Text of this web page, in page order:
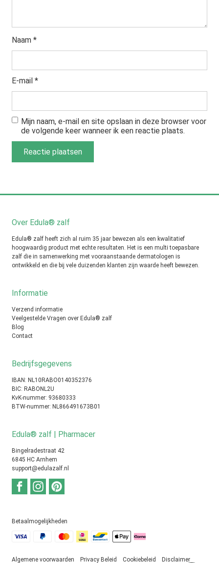
Naam *
E-mail *
Mijn naam, e-mail en site opslaan in deze browser voor
de volgende keer wanneer ik een reactie plaats.
Over Edula® zalf
Edula® zalf heeft zich al ruim 35 jaar bewezen als een kwalitatief
hoogwaardig product met echte resultaten. Het is een multi toepasbare
zalf die in samenwerking met vooraanstaande dermatologen is
ontwikkeld en die bij vele duizenden klanten zijn waarde heeft bewezen.
Informatie
Verzend informatie
Veelgestelde Vragen over Edula® zalf
Blog
Contact
Bedrijfsgegevens
IBAN: NL10RABO0140352376
BIC: RABONL2U
KvK-nummer: 93680333
BTW-nummer: NL866491673B01
Edula® zalf | Pharmacer
Bingelradestraat 42
6845 HC Arnhem
support@edulazalf.nl
Betaalmogelijkheden
Algemene voorwaarden Privacy Beleid Cookiebeleid Disclaimer